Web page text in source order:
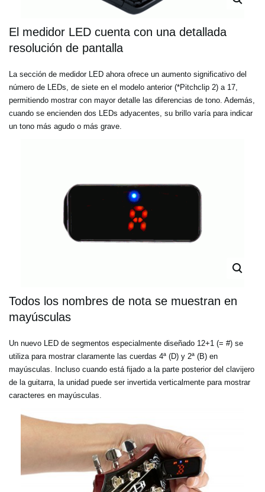
El medidor LED cuenta con una detallada
resolución de pantalla
La sección de medidor LED ahora ofrece un aumento significativo del
número de LEDs, de siete en el modelo anterior (*Pitchclip 2) a 17,
permitiendo mostrar con mayor detalle las diferencias de tono. Además,
cuando se encienden dos LEDs adyacentes, su brillo varía para indicar
un tono más agudo o más grave.
Todos los nombres de nota se muestran en
mayúsculas
Un nuevo LED de segmentos especialmente diseñado 12+1 (= #) se
utiliza para mostrar claramente las cuerdas 4ª (D) y 2ª (B) en
mayúsculas. Incluso cuando está fijado a la parte posterior del clavijero
de la guitarra, la unidad puede ser invertida verticalmente para mostrar
caracteres en mayúsculas.